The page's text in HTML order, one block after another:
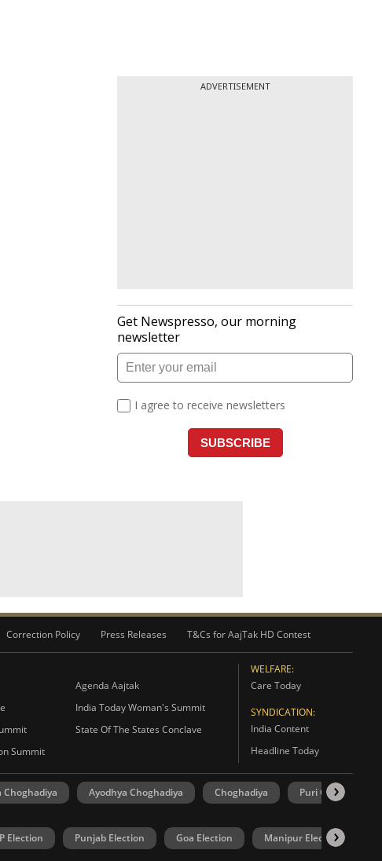
ADVERTISEMENT
Correction Policy Press Releases T&Cs for AajTak HD Contest
Agenda Aajtak
India Today Woman's Summit
State Of The States Conclave
Summit
WELFARE:
Care Today
SYNDICATION:
India Content
Headline Today
Choghadiya Ayodhya Choghadiya Choghadiya Puri Choghadiya
Election Punjab Election Goa Election Manipur Election